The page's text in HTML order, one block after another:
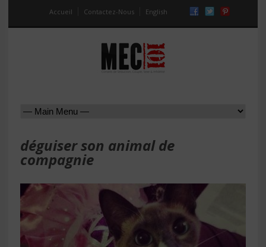
Accueil Contactez-Nous English
déguiser son animal de
compagnie